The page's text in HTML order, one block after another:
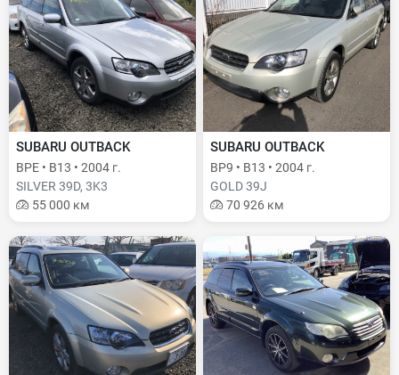
SUBARU OUTBACK
BPE • B13 • 2004 г.
SILVER 39D, 3K3
55 000 км
SUBARU OUTBACK
BP9 • B13 • 2004 г.
GOLD 39J
70 926 км